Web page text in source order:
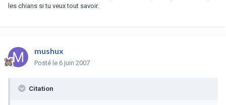
les chians si tu veux tout savoir.
mushux
Posté le 6 juin 2007
Citation